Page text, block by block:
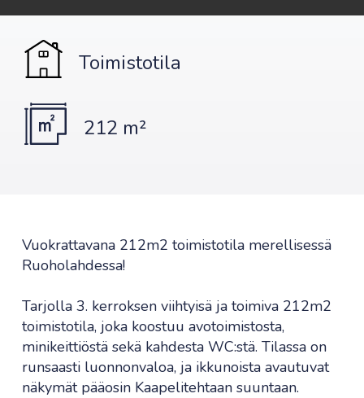
Toimistotila
212 m²
Vuokrattavana 212m2 toimistotila merellisessä
Ruoholahdessa!
Tarjolla 3. kerroksen viihtyisä ja toimiva 212m2
toimistotila, joka koostuu avotoimistosta,
minikeittiöstä sekä kahdesta WC:stä. Tilassa on
runsaasti luonnonvaloa, ja ikkunoista avautuvat
näkymät pääosin Kaapelitehtaan suuntaan.